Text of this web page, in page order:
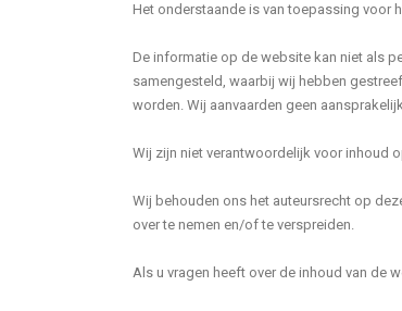
Het onderstaande is van toepassing voor
De informatie op de website kan niet als
samengesteld, waarbij wij hebben
worden. Wij aanvaarden geen
Wij zijn niet verantwoordelijk voor inhoud
Wij behouden ons het auteursrecht op
over te nemen en/of te verspreiden.
Als u vragen heeft over de inhoud van de